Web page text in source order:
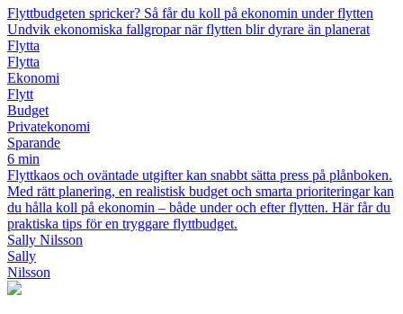
Flyttbudgeten spricker? Så får du koll på ekonomin under flytten
Undvik ekonomiska fallgropar när flytten blir dyrare än planerat
Flytta
Flytta
Ekonomi
Flytt
Budget
Privatekonomi
Sparande
6 min
Flyttkaos och oväntade utgifter kan snabbt sätta press på plånboken.
Med rätt planering, en realistisk budget och smarta prioriteringar kan
du hålla koll på ekonomin – både under och efter flytten. Här får du
praktiska tips för en tryggare flyttbudget.
Sally Nilsson
Sally
Nilsson